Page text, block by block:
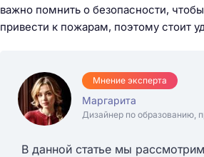
важно помнить о безопасности,
привести к пожарам, поэтому стоит
Мнение эксперта
Маргарита
Дизайнер по образованию,
В данной статье мы